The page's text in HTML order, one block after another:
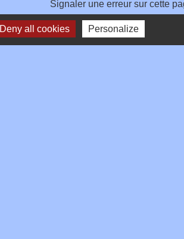
Signaler une erreur sur cette
Deny all cookies Personalize